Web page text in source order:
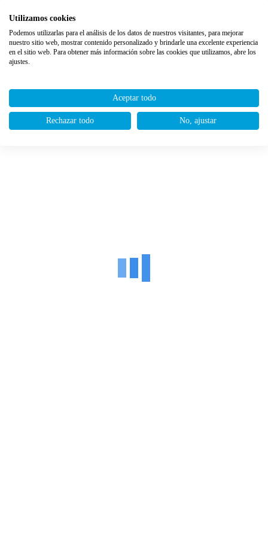
Utilizamos cookies
Podemos utilizarlas para el análisis de los datos de nuestros visitantes, para mejorar
nuestro sitio web, mostrar contenido personalizado y brindarle una excelente experiencia
en el sitio web. Para obtener más información sobre las cookies que utilizamos, abre los
ajustes.
Aceptar todo
Rechazar todo No, ajustar